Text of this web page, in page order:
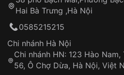
Hotline: 0585 215 215
Từ khóa SEO:
Tự ý sửa chữa
thống VNLUX
Hai Bà Trưng ,Hà Nội
0585215215
Chi nhánh Hà Nội
Chi nhánh HN: 123 Hào
56, Ô Chợ Dừa, Hà Nội, Việt